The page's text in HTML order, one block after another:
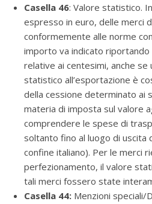
Casella 46: Valore statistico.
espresso in euro, delle merci
conformemente alle norme
importo va indicato riportando
relative ai centesimi, anche se
statistico all’esportazione è
della cessione determinato ai
materia di imposta sul valore
comprendere le spese di
soltanto fino al luogo di uscita
confine italiano). Per le merci
perfezionamento, il valore
tali merci fossero state
Casella 44: Menzioni speciali/